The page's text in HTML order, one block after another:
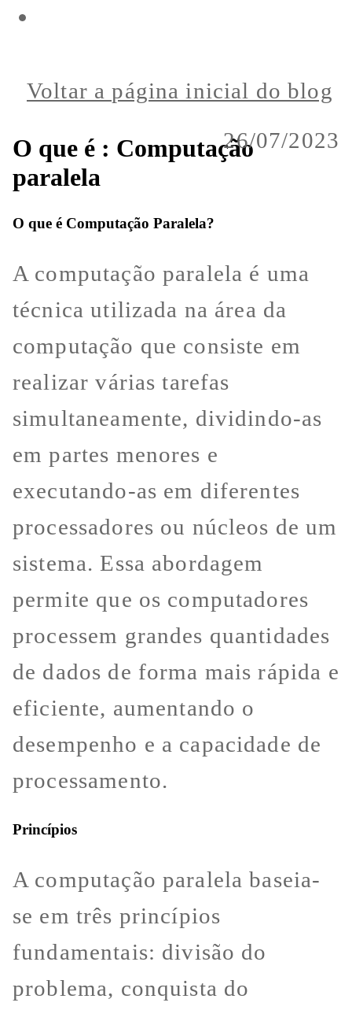
26/07/2023
Voltar a página inicial do blog
O que é : Computação
paralela
O que é Computação Paralela?
A computação paralela é uma
técnica utilizada na área da
computação que consiste em
realizar várias tarefas
simultaneamente, dividindo-as
em partes menores e
executando-as em diferentes
processadores ou núcleos de um
sistema. Essa abordagem
permite que os computadores
processem grandes quantidades
de dados de forma mais rápida e
eficiente, aumentando o
desempenho e a capacidade de
processamento.
Princípios
A computação paralela baseia-
se em três princípios
fundamentais: divisão do
problema, conquista do